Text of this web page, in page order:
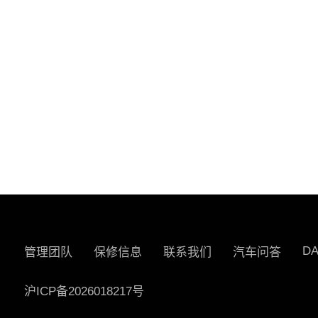
管理团队 保修信息 联系我们 汽车问答
沪ICP备2026018217号